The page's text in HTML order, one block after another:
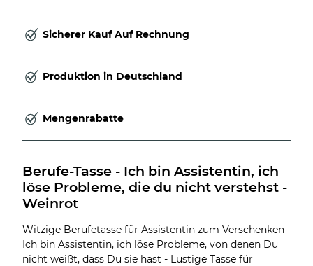
Sicherer Kauf Auf Rechnung
Produktion in Deutschland
Mengenrabatte
Berufe-Tasse - Ich bin Assistentin, ich
löse Probleme, die du nicht verstehst -
Weinrot
Witzige Berufetasse für Assistentin zum Verschenken -
Ich bin Assistentin, ich löse Probleme, von denen Du
nicht weißt, dass Du sie hast - Lustige Tasse für